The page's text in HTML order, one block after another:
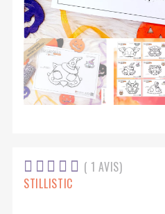
     ( 1 AVIS)
STILLISTIC